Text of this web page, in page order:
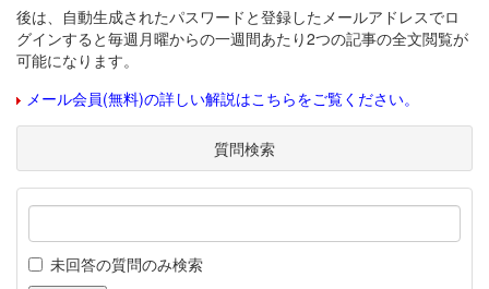
後は、自動生成されたパスワードと登録したメールアドレスでロ
グインすると毎週月曜からの一週間あたり2つの記事の全文閲覧が
可能になります。
メール会員(無料)の詳しい解説はこちらをご覧ください。
質問検索
未回答の質問のみ検索